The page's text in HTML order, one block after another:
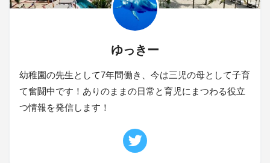
ゆっきー
幼稚園の先生として7年間働き、今は三児の母として子育
て奮闘中です！ありのままの日常と育児にまつわる役立
つ情報を発信します！